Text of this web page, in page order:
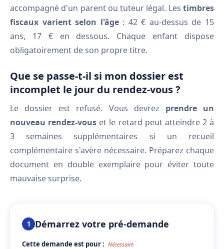
accompagné d'un parent ou tuteur légal. Les timbres
fiscaux varient selon l'âge: 42 € au-dessus de 15
ans, 17 € en dessous. Chaque enfant dispose
obligatoirement de son propre titre.
Que se passe-t-il si mon dossier est
incomplet le jour du rendez-vous ?
Le dossier est refusé. Vous devrez prendre un
nouveau rendez-vous et le retard peut atteindre 2 à
3 semaines supplémentaires si un recueil
complémentaire s'avère nécessaire. Préparez chaque
document en double exemplaire pour éviter toute
mauvaise surprise.
1 Démarrez votre pré-demande
Cette demande est pour : Nécessaire